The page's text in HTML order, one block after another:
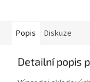
Popis Diskuze
Detailní popis